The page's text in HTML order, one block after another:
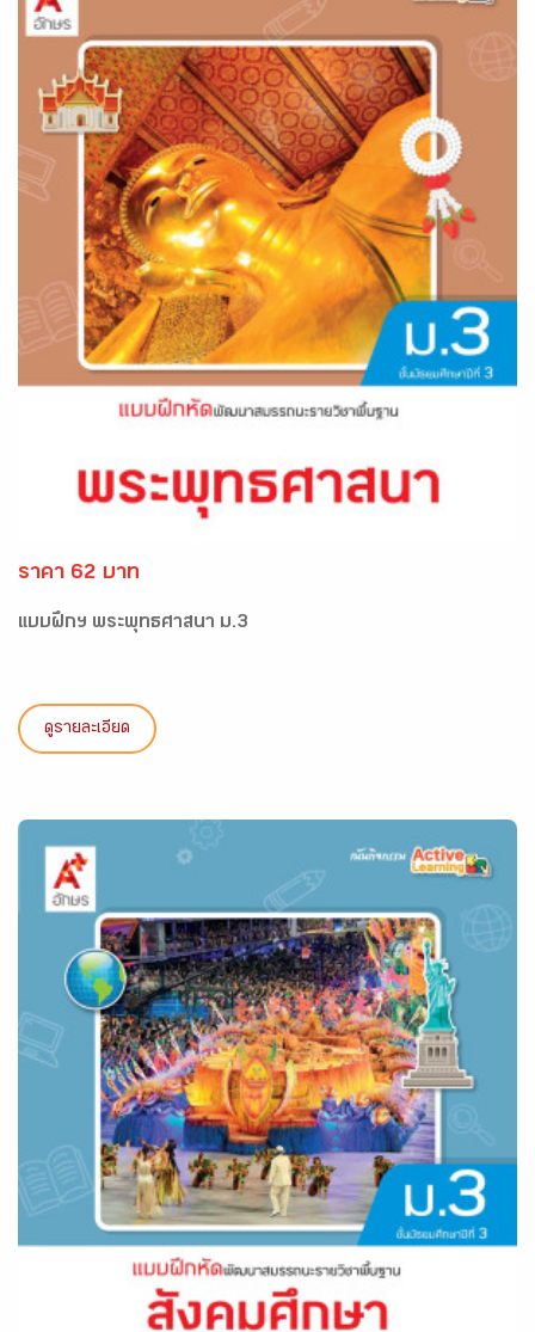
ราคา 62 บาท
แบบฝึกฯ พระพุทธศาสนา ม.3
ดูรายละเอียด